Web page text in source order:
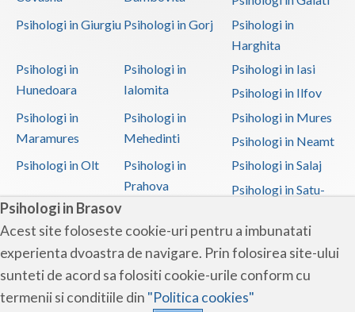
Psihologi in Brasov
Acest site foloseste cookie-uri pentru a imbunatati
experienta dvoastra de navigare. Prin folosirea site-ului
sunteti de acord sa folositi cookie-urile conform cu
termenii si conditiile din "Politica cookies"
Psihologi in Giurgiu Psihologi in Gorj
Psihologi in
Harghita
Psihologi in
Hunedoara
Psihologi in
Ialomita
Psihologi in Iasi
Psihologi in Ilfov
Psihologi in
Maramures
Psihologi in
Mehedinti
Psihologi in Mures
Psihologi in Neamt
Psihologi in Olt
Psihologi in
Prahova
Psihologi in Salaj
Psihologi in Satu-
Psihologi in Sibiu
Psihologi in
Suceava
Psihologi in
Teleorman
Psihologi in Timis
Psihologi in Tulcea Psihologi in Valcea
Psihologi in Vaslui
Psihologi in